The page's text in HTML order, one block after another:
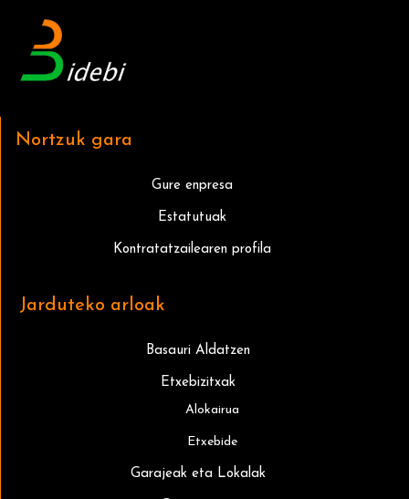
Nortzuk gara
Gure enpresa
Estatutuak
Kontratatzailearen profila
Jarduteko arloak
Basauri Aldatzen
Etxebizitxak
Alokairua
Etxebide
Garajeak eta Lokalak